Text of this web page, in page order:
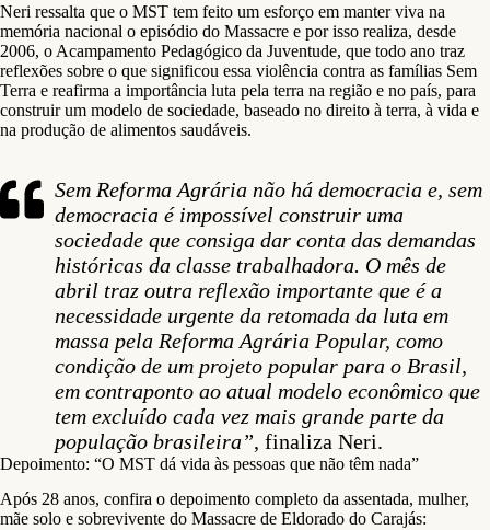
Neri ressalta que o MST tem feito um esforço em manter viva na
memória nacional o episódio do Massacre e por isso realiza, desde
2006, o Acampamento Pedagógico da Juventude, que todo ano traz
reflexões sobre o que significou essa violência contra as famílias Sem
Terra e reafirma a importância luta pela terra na região e no país, para
construir um modelo de sociedade, baseado no direito à terra, à vida e
na produção de alimentos saudáveis.
Sem Reforma Agrária não há democracia e, sem
democracia é impossível construir uma
sociedade que consiga dar conta das demandas
históricas da classe trabalhadora. O mês de
abril traz outra reflexão importante que é a
necessidade urgente da retomada da luta em
massa pela Reforma Agrária Popular, como
condição de um projeto popular para o Brasil,
em contraponto ao atual modelo econômico que
tem excluído cada vez mais grande parte da
população brasileira”, finaliza Neri.
Depoimento: “O MST dá vida às pessoas que não têm nada”
Após 28 anos, confira o depoimento completo da assentada, mulher,
mãe solo e sobrevivente do Massacre de Eldorado do Carajás: